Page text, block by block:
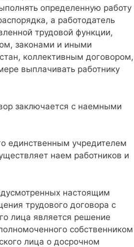
определенную работу
а работодатель
трудовой функции,
законами и иными
коллективным договором,
выплачивать работнику
заключается с наемными
единственным учредителем
наем работников и
настоящим
трудового договора с
лица является решение
собственником
лица о досрочном